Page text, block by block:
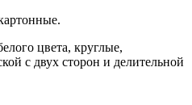
цвета, круглые,
с двух сторон и делительной